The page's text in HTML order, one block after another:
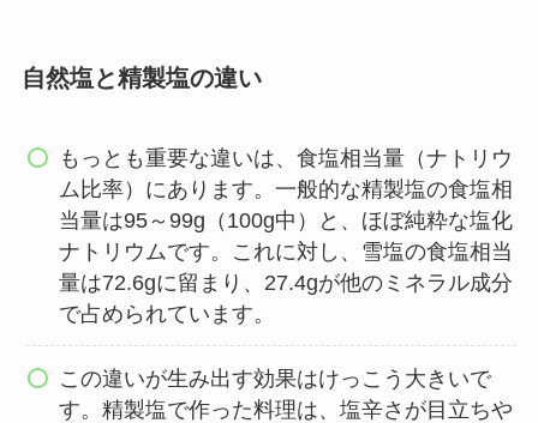
自然塩と精製塩の違い
もっとも重要な違いは、食塩相当量（ナトリウ
ム比率）にあります。一般的な精製塩の食塩相
当量は95～99g（100g中）と、ほぼ純粋な塩化
ナトリウムです。これに対し、雪塩の食塩相当
量は72.6gに留まり、27.4gが他のミネラル成分
で占められています。
この違いが生み出す効果はけっこう大きいで
す。精製塩で作った料理は、塩辛さが目立ちや